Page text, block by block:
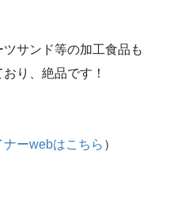
サンド等の加工食品も
り、絶品です！
ナーwebはこちら ）